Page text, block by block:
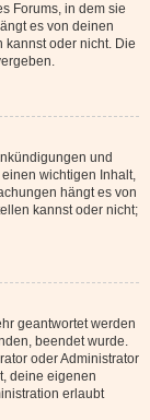
Forums, in dem sie
es von deinen
kannst oder nicht. Die
und
wichtigen Inhalt,
hängt es von
kannst oder nicht;
geantwortet werden
beendet wurde.
oder Administrator
deine eigenen
erlaubt